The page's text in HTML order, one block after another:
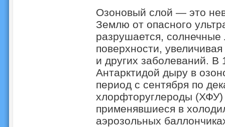
Озоновый слой — это
Землю от опасного
разрушается, солнечные
поверхности,
и других заболеваний.
Антарктидой дыру в
период с сентября по
хлорфторуглероды
применявшиеся в
аэрозольных